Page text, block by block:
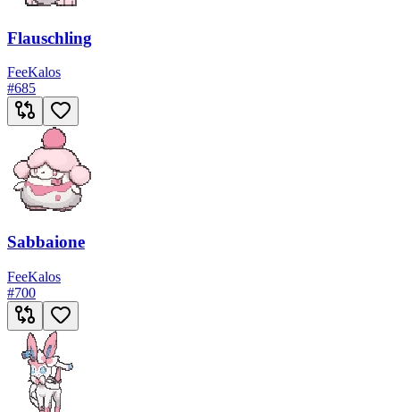
Flauschling
FeeKalos
#685
Sabbaione
FeeKalos
#700